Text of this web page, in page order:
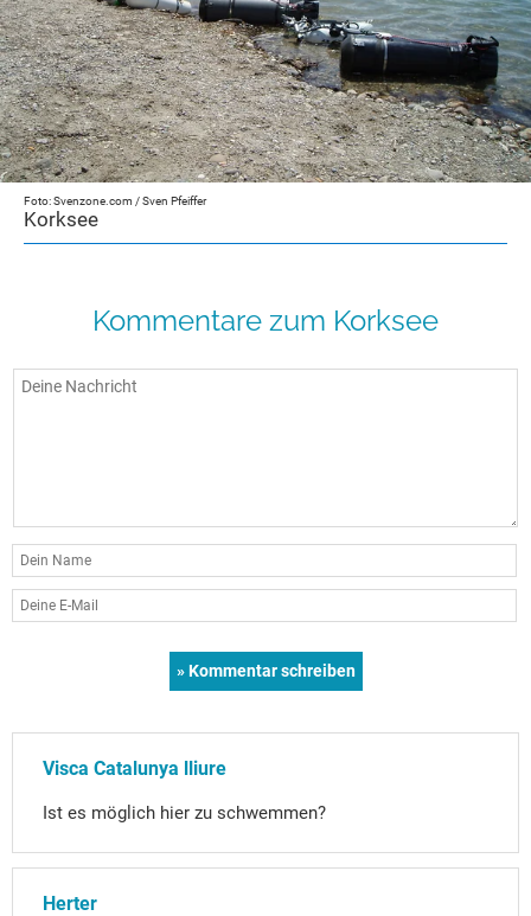
Foto: Svenzone.com / Sven Pfeiffer
Korksee
Kommentare zum Korksee
Visca Catalunya lliure
Ist es möglich hier zu schwemmen?
Herter